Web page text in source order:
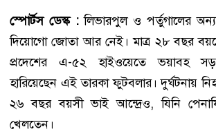
স্পোর্টস ডেস্ক :লিভারপুল ও পর্তুগালের
দিয়োগো জোতা আর নেই। মাত্র ২৮ বছর
প্রদেশের এ-৫২ হাইওয়েতে ভয়াবহ
হারিয়েছেন এই তারকা ফুটবলার। দুর্ঘটনায়
২৬ বছর বয়সী ভাই আন্দ্রেও, যিনি
খেলতেন।